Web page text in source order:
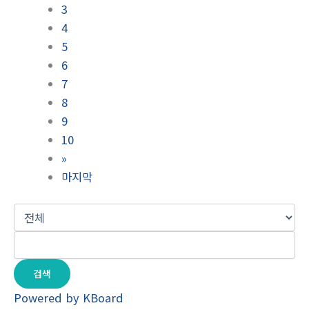
3
4
5
6
7
8
9
10
»
마지막
검색
Powered by KBoard